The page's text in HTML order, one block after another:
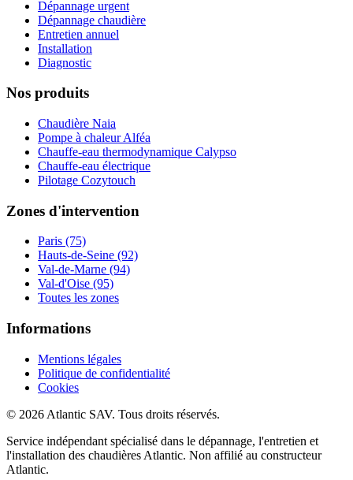
Dépannage urgent
Dépannage chaudière
Entretien annuel
Installation
Diagnostic
Nos produits
Chaudière Naia
Pompe à chaleur Alféa
Chauffe-eau thermodynamique Calypso
Chauffe-eau électrique
Pilotage Cozytouch
Zones d'intervention
Paris (75)
Hauts-de-Seine (92)
Val-de-Marne (94)
Val-d'Oise (95)
Toutes les zones
Informations
Mentions légales
Politique de confidentialité
Cookies
© 2026 Atlantic SAV. Tous droits réservés.
Service indépendant spécialisé dans le dépannage, l'entretien et
l'installation des chaudières Atlantic. Non affilié au constructeur
Atlantic.